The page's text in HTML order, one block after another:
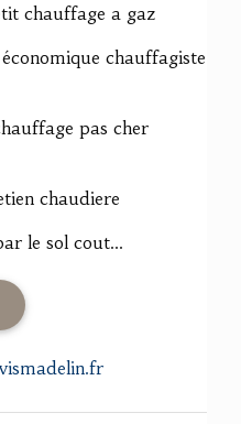
chauffage a gaz
chauffagiste
pas cher
chaudiere
le sol cout...